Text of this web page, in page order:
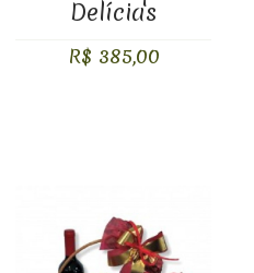
Delícias
R$ 385,00